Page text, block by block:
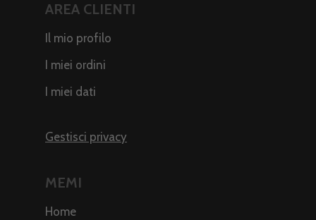
AREA CLIENTI
Il mio profilo
I miei ordini
I miei dati
Gestisci privacy
MEMI
Home